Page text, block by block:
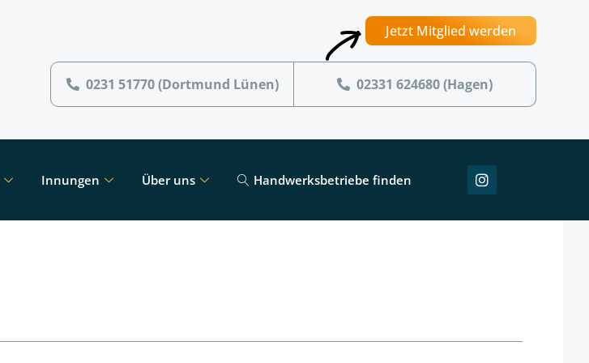
Jetzt Mitglied werden
0231 51770 (Dortmund Lünen) 02331 624680 (Hagen)
Innungen Über uns Handwerksbetriebe finden